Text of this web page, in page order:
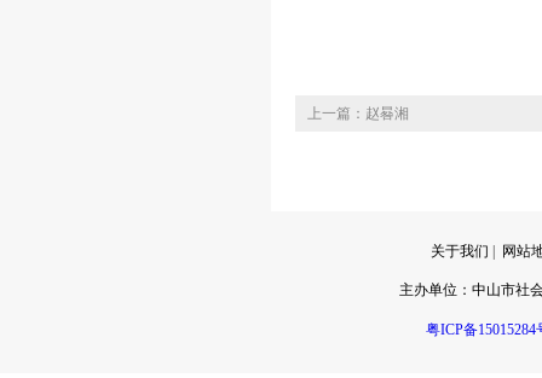
上一篇：赵晷湘
关于我们 网站
主办单位：中山市社
粤ICP备15015284